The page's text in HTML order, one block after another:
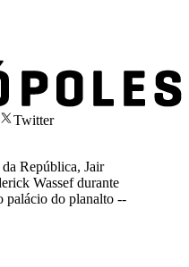
Twitter